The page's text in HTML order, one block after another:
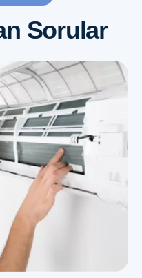
Sorular